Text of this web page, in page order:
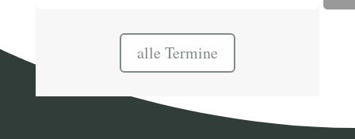
alle Termine